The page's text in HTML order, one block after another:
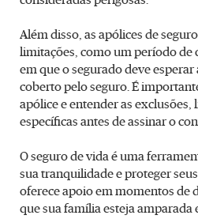
Além disso, as apólices de
limitações, como um período de
em que o segurado deve
coberto pelo seguro. É
apólice e entender as exclusões,
específicas antes de assinar o
O seguro de vida é uma
sua tranquilidade e proteger
oferece apoio em momentos de
que sua família esteja amparada